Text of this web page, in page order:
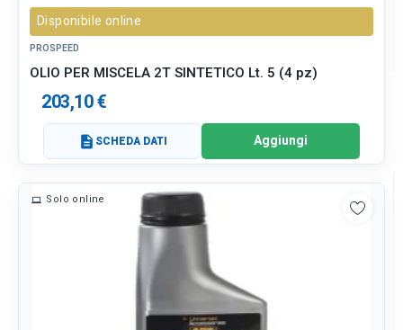
Disponibile online
PROSPEED
OLIO PER MISCELA 2T SINTETICO Lt. 5 (4 pz)
203,10 €
description SCHEDA DATI Aggiungi
Solo online